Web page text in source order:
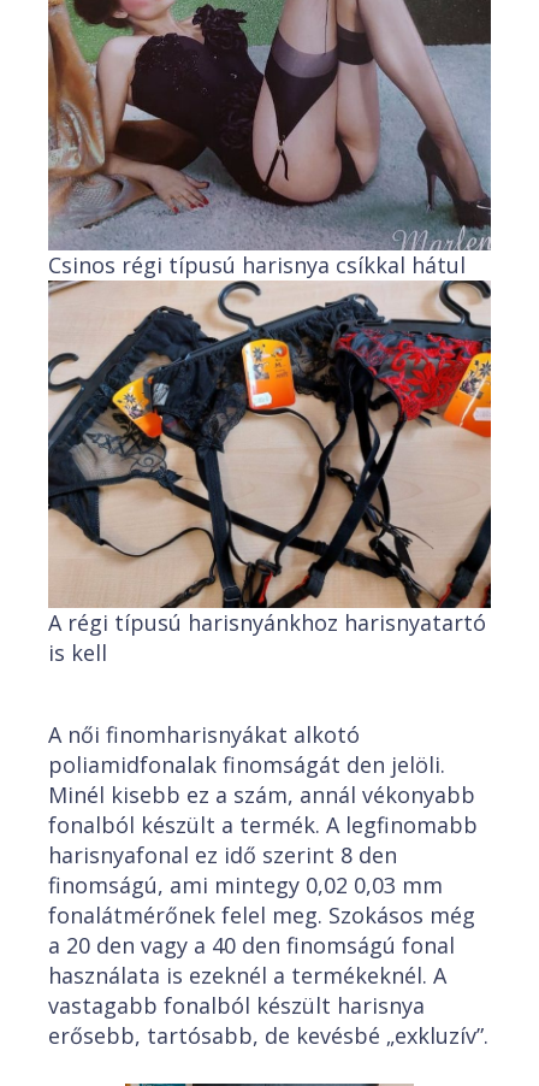
Csinos régi típusú harisnya csíkkal hátul
A régi típusú harisnyánkhoz harisnyatartó
is kell
A női finomharisnyákat alkotó
poliamidfonalak finomságát den jelöli.
Minél kisebb ez a szám, annál vékonyabb
fonalból készült a termék. A legfinomabb
harisnyafonal ez idő szerint 8 den
finomságú, ami mintegy 0,02 0,03 mm
fonalátmérőnek felel meg. Szokásos még
a 20 den vagy a 40 den finomságú fonal
használata is ezeknél a termékeknél. A
vastagabb fonalból készült harisnya
erősebb, tartósabb, de kevésbé „exkluzív”.